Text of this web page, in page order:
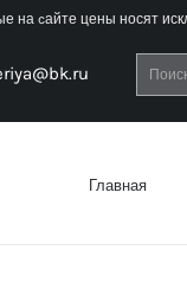
на cайте цены носят
Главная